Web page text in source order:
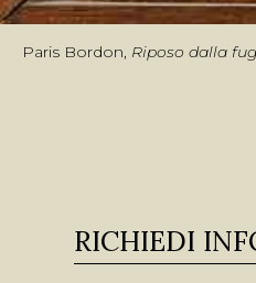
Paris Bordon, Riposo dalla
RICHIEDI